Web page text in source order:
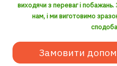
виходячи з переваг і
нам, і ми виготовимо
Замовити